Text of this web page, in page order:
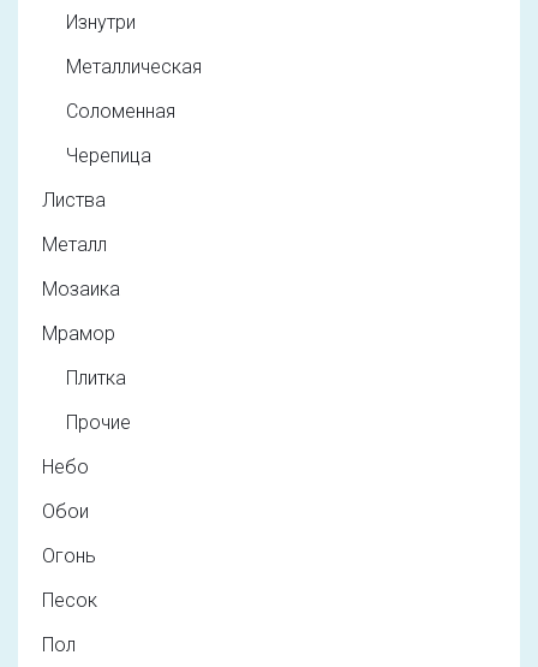
Изнутри
Металлическая
Соломенная
Черепица
Листва
Металл
Мозаика
Мрамор
Плитка
Прочие
Небо
Обои
Огонь
Песок
Пол